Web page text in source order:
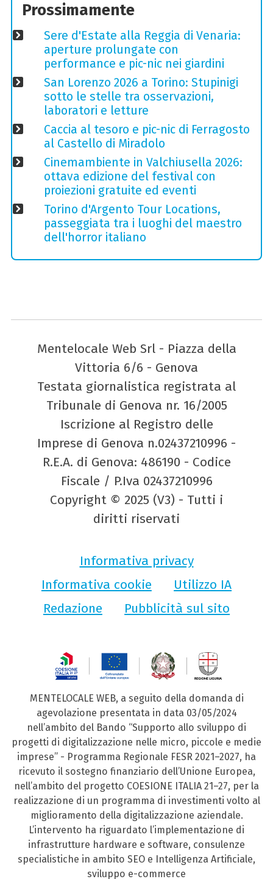
Prossimamente
Sere d'Estate alla Reggia di Venaria:
aperture prolungate con
performance e pic-nic nei giardini
San Lorenzo 2026 a Torino: Stupinigi
sotto le stelle tra osservazioni,
laboratori e letture
Caccia al tesoro e pic-nic di Ferragosto
al Castello di Miradolo
Cinemambiente in Valchiusella 2026:
ottava edizione del festival con
proiezioni gratuite ed eventi
Torino d'Argento Tour Locations,
passeggiata tra i luoghi del maestro
dell'horror italiano
Mentelocale Web Srl - Piazza della
Vittoria 6/6 - Genova
Testata giornalistica registrata al
Tribunale di Genova nr. 16/2005
Iscrizione al Registro delle
Imprese di Genova n.02437210996 -
R.E.A. di Genova: 486190 - Codice
Fiscale / P.Iva 02437210996
Copyright © 2025 (V3) - Tutti i
diritti riservati
Informativa privacy
Informativa cookie
Utilizzo IA
Redazione
Pubblicità sul sito
MENTELOCALE WEB, a seguito della domanda di
agevolazione presentata in data 03/05/2024
nell’ambito del Bando “Supporto allo sviluppo di
progetti di digitalizzazione nelle micro, piccole e medie
imprese” - Programma Regionale FESR 2021–2027, ha
ricevuto il sostegno finanziario dell’Unione Europea,
nell’ambito del progetto COESIONE ITALIA 21–27, per la
realizzazione di un programma di investimenti volto al
miglioramento della digitalizzazione aziendale.
L’intervento ha riguardato l’implementazione di
infrastrutture hardware e software, consulenze
specialistiche in ambito SEO e Intelligenza Artificiale,
sviluppo e-commerce